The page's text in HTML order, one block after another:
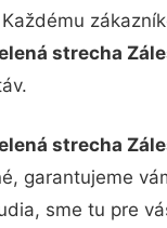
strecha
strecha
garantujeme
sme tu pre